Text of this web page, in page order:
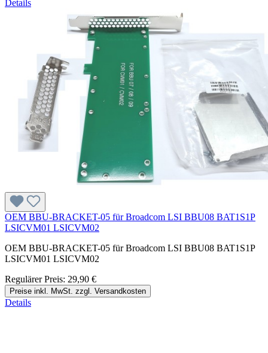
Details
OEM BBU-BRACKET-05 für Broadcom LSI BBU08 BAT1S1P
LSICVM01 LSICVM02
OEM BBU-BRACKET-05 für Broadcom LSI BBU08 BAT1S1P
LSICVM01 LSICVM02
Regulärer Preis: 29,90 €
Preise inkl. MwSt. zzgl. Versandkosten
Details